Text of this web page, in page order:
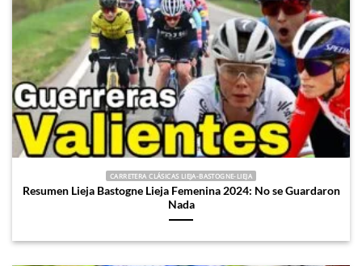
CARRETERA CLÁSICAS LIEJA-BASTOGNE-LIEJA
Resumen Lieja Bastogne Lieja Femenina 2024: No se Guardaron
Nada